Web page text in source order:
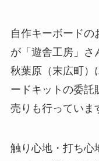
自作キーボードの
が「遊舎工房」さ
秋葉原（末広町）
ードキットの委託
売りも行っていま
触り心地・打ち心